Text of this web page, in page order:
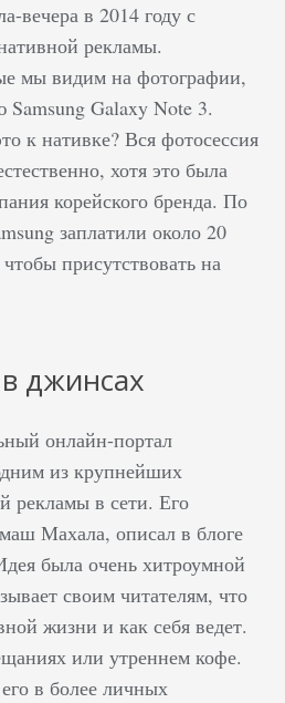
вечера в 2014 году с
рекламы.
мы видим на фотографии,
Galaxy Note 3.
к нативке? Вся фотосессия
хотя это была
корейского бренда. По
заплатили около 20
присутствовать на
джинсах
онлайн-портал
из крупнейших
рекламы в сети. Его
Махала, описал в блоге
была очень хитроумной
своим читателям, что
жизни и как себя ведет.
или утреннем кофе.
в более личных